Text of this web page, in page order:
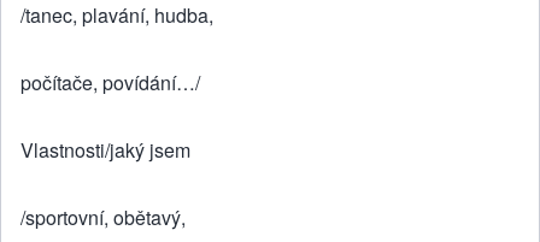
/tanec, plavání, hudba,
počítače, povídání…/
Vlastnosti/jaký jsem
/sportovní, obětavý,